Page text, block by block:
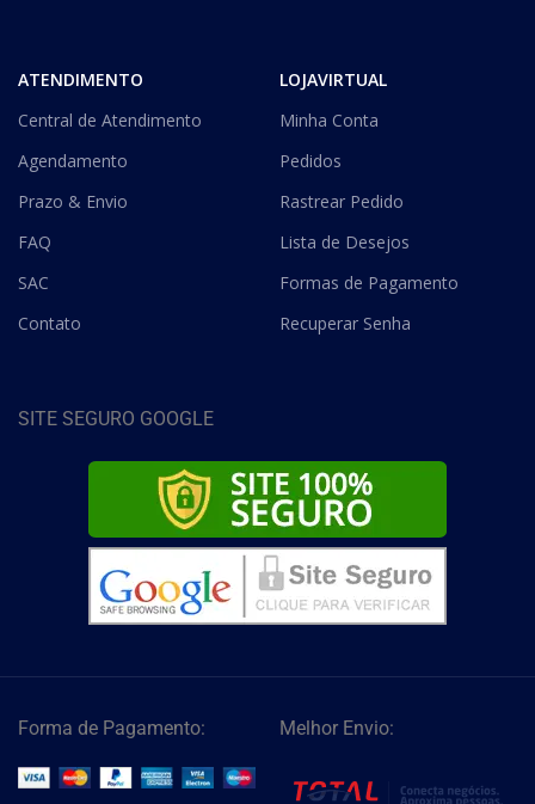
ATENDIMENTO
Central de Atendimento
Agendamento
Prazo & Envio
FAQ
SAC
Contato
LOJAVIRTUAL
Minha Conta
Pedidos
Rastrear Pedido
Lista de Desejos
Formas de Pagamento
Recuperar Senha
SITE SEGURO GOOGLE
Forma de Pagamento: Melhor Envio: